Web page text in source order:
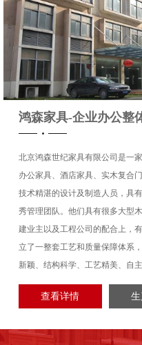
版社 瑞典皇家品牌
鸿森家具-企业办公整
北京鸿森世纪家具有限公司是一
办公家具、酒店家具、实木复合
技术精湛的设计及制造人员，具
秀管理团队。他们具有很多大型
建业主以及工程公司的配合上，
立了一整套工艺和质量保障体系
新颖、结构科学、工艺精美、自
查看详情 生